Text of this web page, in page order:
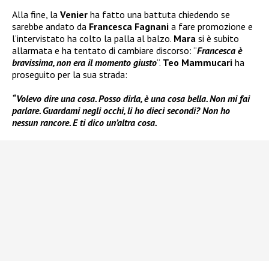
Alla fine, la Venier ha fatto una battuta chiedendo se
sarebbe andato da Francesca Fagnani a fare promozione e
l’intervistato ha colto la palla al balzo. Mara si è subito
allarmata e ha tentato di cambiare discorso: “Francesca è
bravissima, non era il momento giusto“. Teo Mammucari ha
proseguito per la sua strada:
“Volevo dire una cosa. Posso dirla, è una cosa bella. Non mi fai
parlare. Guardami negli occhi, li ho dieci secondi? Non ho
nessun rancore. E ti dico un’altra cosa.